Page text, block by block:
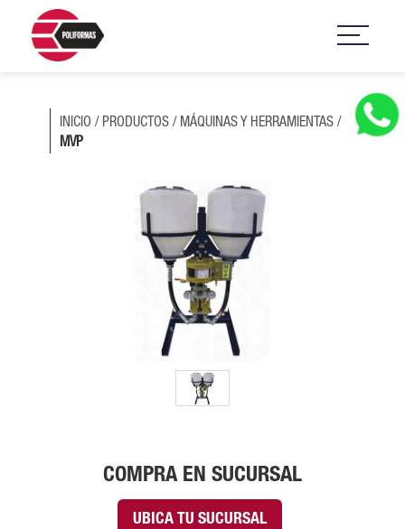
INICIO / PRODUCTOS / MÁQUINAS Y HERRAMIENTAS /
MVP
COMPRA EN SUCURSAL
UBICA TU SUCURSAL